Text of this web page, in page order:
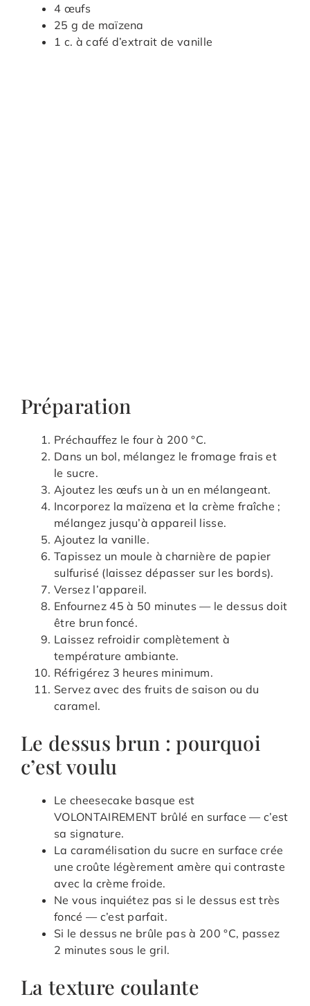
4 œufs
25 g de maïzena
1 c. à café d’extrait de vanille
Préparation
Préchauffez le four à 200 °C.
Dans un bol, mélangez le fromage frais et
le sucre.
Ajoutez les œufs un à un en mélangeant.
Incorporez la maïzena et la crème fraîche ;
mélangez jusqu’à appareil lisse.
Ajoutez la vanille.
Tapissez un moule à charnière de papier
sulfurisé (laissez dépasser sur les bords).
Versez l’appareil.
Enfournez 45 à 50 minutes — le dessus doit
être brun foncé.
Laissez refroidir complètement à
température ambiante.
Réfrigérez 3 heures minimum.
Servez avec des fruits de saison ou du
caramel.
Le dessus brun : pourquoi
c’est voulu
Le cheesecake basque est
VOLONTAIREMENT brûlé en surface — c’est
sa signature.
La caramélisation du sucre en surface crée
une croûte légèrement amère qui contraste
avec la crème froide.
Ne vous inquiétez pas si le dessus est très
foncé — c’est parfait.
Si le dessus ne brûle pas à 200 °C, passez
2 minutes sous le gril.
La texture coulante